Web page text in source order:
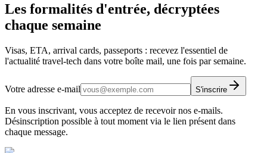
Les formalités d'entrée, décryptées
chaque semaine
Visas, ETA, arrival cards, passeports : recevez l'essentiel de
l'actualité travel-tech dans votre boîte mail, une fois par semaine.
Votre adresse e-mail S'inscrire
En vous inscrivant, vous acceptez de recevoir nos e-mails.
Désinscription possible à tout moment via le lien présent dans
chaque message.